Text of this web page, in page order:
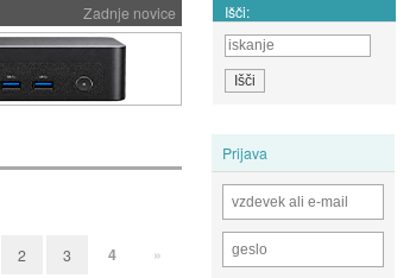
Zadnje novice Išči:
Prijava
2 3 4 »